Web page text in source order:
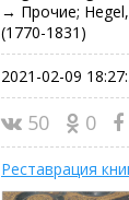
→ Прочие;
(1770-1831)
2021-02-09
50 0
Реставрация